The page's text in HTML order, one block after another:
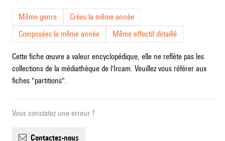
Même genre
Crées la même année
Composées la même année
Même effectif détaillé
Cette fiche œuvre a valeur encyclopédique, elle ne reflète pas les
collections de la médiathèque de l'Ircam. Veuillez vous référer aux
fiches "partitions".
Vous constatez une erreur ?
contactez-nous